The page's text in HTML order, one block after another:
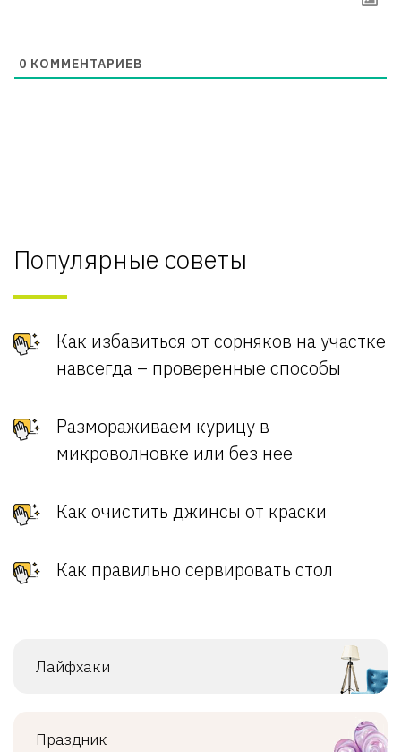
0 КОММЕНТАРИЕВ
Популярные советы
Как избавиться от сорняков на участке
навсегда – проверенные способы
Размораживаем курицу в
микроволновке или без нее
Как очистить джинсы от краски
Как правильно сервировать стол
Лайфхаки
Праздник